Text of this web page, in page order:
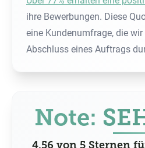
ihre Bewerbungen. Diese
eine Kundenumfrage, die
Abschluss eines Auftrags
Note:
4,56 von 5 Sternen